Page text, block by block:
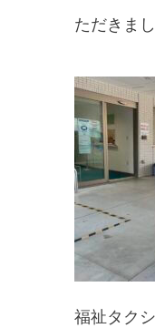
ただきまし
福祉タク